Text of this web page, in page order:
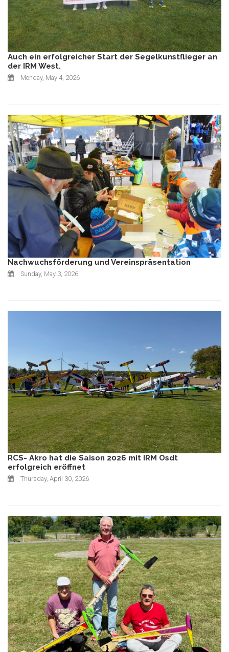
Auch ein erfolgreicher Start der Segelkunstflieger an
der IRM West.
Monday, May 4, 2026
Nachwuchsförderung und Vereinspräsentation
Sunday, May 3, 2026
RCS- Akro hat die Saison 2026 mit IRM Osdt
erfolgreich eröffnet
Thursday, April 30, 2026